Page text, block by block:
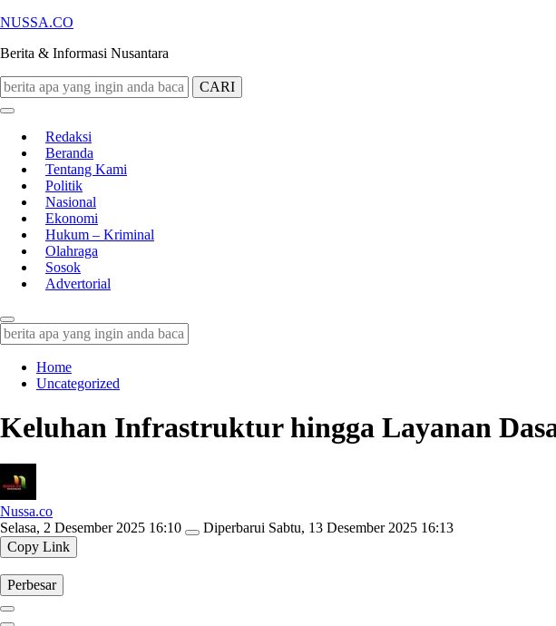
NUSSA.CO
Berita & Informasi Nusantara
CARI
Redaksi
Beranda
Tentang Kami
Politik
Nasional
Ekonomi
Hukum – Kriminal
Olahraga
Sosok
Advertorial
Home
Uncategorized
Keluhan Infrastruktur hingga Layanan
Nussa.co
Selasa, 2 Desember 2025 16:10
Diperbarui Sabtu, 13 Desember 2025 16:13
Copy Link
Perbesar